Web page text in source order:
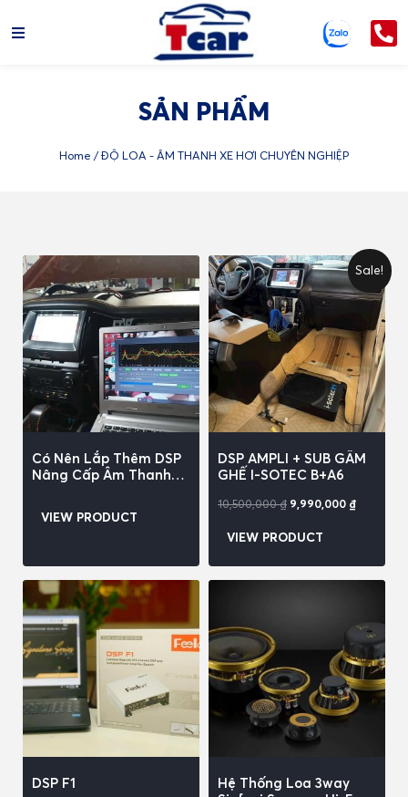
SẢN PHẨM
Home / ĐỘ LOA - ÂM THANH XE HƠI CHUYÊN NGHIỆP
Có Nên Lắp Thêm DSP
Nâng Cấp Âm Thanh
VIEW PRODUCT
Sale!
DSP AMPLI + SUB GẦM
GHẾ I-SOTEC B+A6
10,500,000₫ 9,990,000 ₫
VIEW PRODUCT
DSP F1
Hệ Thống Loa 3way